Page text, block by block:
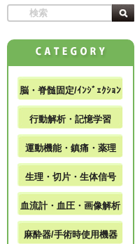
脳・脊髄固定/ｲﾝｼﾞｪｸｼｮﾝ
行動解析・記憶学習
運動機能・鎮痛・薬理
生理・切片・生体信号
血流計・血圧・画像解析
麻酔器/手術時使用機器